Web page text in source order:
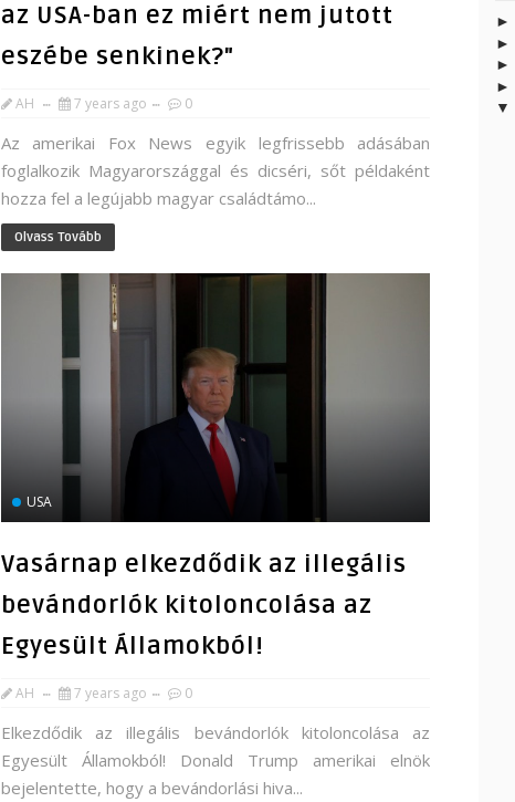
az USA-ban ez miért nem jutott
eszébe senkinek?"
AH 7 years ago 0
Az amerikai Fox News egyik legfrissebb adásában
foglalkozik Magyarországgal és dicséri, sőt példaként
hozza fel a legújabb magyar családtámo...
Olvass Tovább
USA
Vasárnap elkezdődik az illegális
bevándorlók kitoloncolása az
Egyesült Államokból!
AH 7 years ago 0
Elkezdődik az illegális bevándorlók kitoloncolása az
Egyesült Államokból! Donald Trump amerikai elnök
bejelentette, hogy a bevándorlási hiva...
►
►
►
►
▼